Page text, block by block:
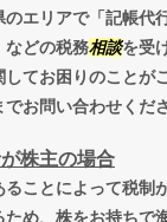
エリアで「記帳代
などの税務相談を受
してお困りのことが
お問い合わせくださ
株主の場合
ることによって税制
ため、株をお持ちで